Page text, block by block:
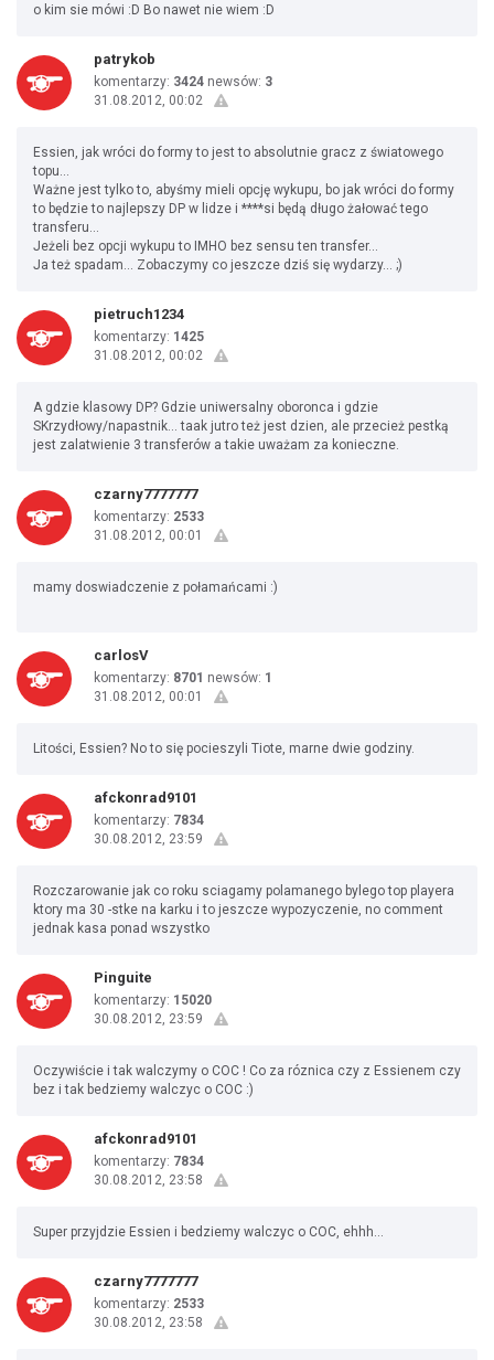
o kim sie mówi :D Bo nawet nie wiem :D
patrykob
komentarzy: 3424 newsów: 3
31.08.2012, 00:02
Essien, jak wróci do formy to jest to absolutnie gracz z światowego
topu...
Ważne jest tylko to, abyśmy mieli opcję wykupu, bo jak wróci do formy
to będzie to najlepszy DP w lidze i ****si będą długo żałować tego
transferu...
Jeżeli bez opcji wykupu to IMHO bez sensu ten transfer...
Ja też spadam... Zobaczymy co jeszcze dziś się wydarzy... ;)
pietruch1234
komentarzy: 1425
31.08.2012, 00:02
A gdzie klasowy DP? Gdzie uniwersalny oboronca i gdzie
SKrzydłowy/napastnik... taak jutro też jest dzien, ale przecież pestką
jest zalatwienie 3 transferów a takie uważam za konieczne.
czarny7777777
komentarzy: 2533
31.08.2012, 00:01
mamy doswiadczenie z połamańcami :)
carlosV
komentarzy: 8701 newsów: 1
31.08.2012, 00:01
Litości, Essien? No to się pocieszyli Tiote, marne dwie godziny.
afckonrad9101
komentarzy: 7834
30.08.2012, 23:59
Rozczarowanie jak co roku sciagamy polamanego bylego top playera
ktory ma 30 -stke na karku i to jeszcze wypozyczenie, no comment
jednak kasa ponad wszystko
Pinguite
komentarzy: 15020
30.08.2012, 23:59
Oczywiście i tak walczymy o COC ! Co za róznica czy z Essienem czy
bez i tak bedziemy walczyc o COC :)
afckonrad9101
komentarzy: 7834
30.08.2012, 23:58
Super przyjdzie Essien i bedziemy walczyc o COC, ehhh...
czarny7777777
komentarzy: 2533
30.08.2012, 23:58